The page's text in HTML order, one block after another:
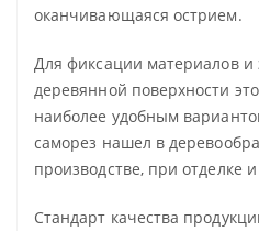
оканчивающаяся острием.
Для фиксации материалов и
деревянной поверхности
наиболее удобным
саморез нашел в
производстве, при отделке
Стандарт качества